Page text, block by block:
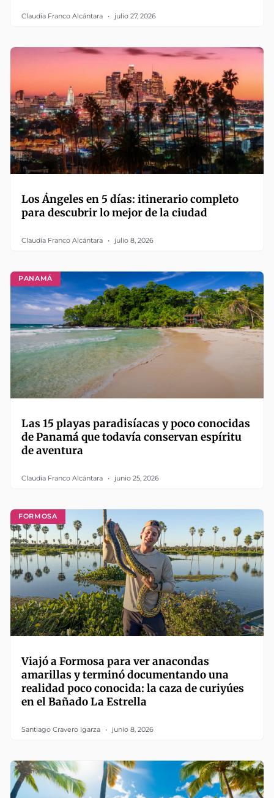
Claudia Franco Alcántara julio 27, 2026
Los Ángeles en 5 días: itinerario completo
para descubrir lo mejor de la ciudad
Claudia Franco Alcántara julio 8, 2026
PANAMÁ
Las 15 playas paradisíacas y poco conocidas
de Panamá que todavía conservan espíritu
de aventura
Claudia Franco Alcántara junio 25, 2026
FORMOSA
Viajó a Formosa para ver anacondas
amarillas y terminó documentando una
realidad poco conocida: la caza de curiyúes
en el Bañado La Estrella
Santiago Cravero Igarza junio 8, 2026